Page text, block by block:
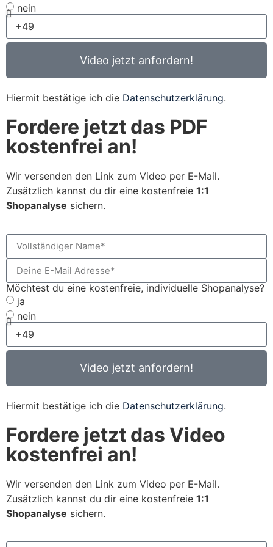
nein
Video jetzt anfordern!
Hiermit bestätige ich die Datenschutzerklärung.
Fordere jetzt das PDF
kostenfrei an!
Wir versenden den Link zum Video per E-Mail.
Zusätzlich kannst du dir eine kostenfreie 1:1
Shopanalyse sichern.
Möchtest du eine kostenfreie, individuelle Shopanalyse?
ja
nein
Video jetzt anfordern!
Hiermit bestätige ich die Datenschutzerklärung.
Fordere jetzt das Video
kostenfrei an!
Wir versenden den Link zum Video per E-Mail.
Zusätzlich kannst du dir eine kostenfreie 1:1
Shopanalyse sichern.